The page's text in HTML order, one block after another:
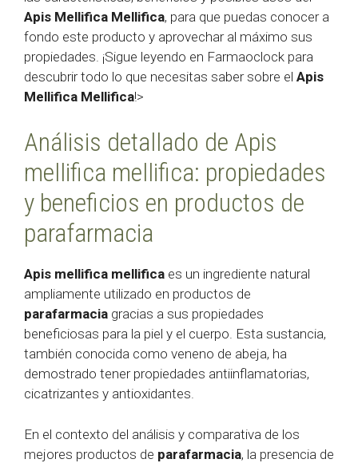
Apis Mellifica Mellifica, para que puedas conocer a
fondo este producto y aprovechar al máximo sus
propiedades. ¡Sigue leyendo en Farmaoclock para
descubrir todo lo que necesitas saber sobre el Apis
Mellifica Mellifica!>
Análisis detallado de Apis
mellifica mellifica: propiedades
y beneficios en productos de
parafarmacia
Apis mellifica mellifica es un ingrediente natural
ampliamente utilizado en productos de
parafarmacia gracias a sus propiedades
beneficiosas para la piel y el cuerpo. Esta sustancia,
también conocida como veneno de abeja, ha
demostrado tener propiedades antiinflamatorias,
cicatrizantes y antioxidantes.
En el contexto del análisis y comparativa de los
mejores productos de parafarmacia, la presencia de